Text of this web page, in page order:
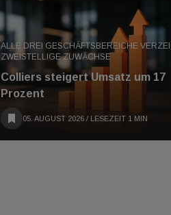
ALLE DREI GESCHÄFTSBEREICHE
ZWEISTELLIGE ZUWÄCHSE
Colliers steigert Umsatz um 17
Prozent
05. AUGUST 2026 / LESEZEIT 1 MIN